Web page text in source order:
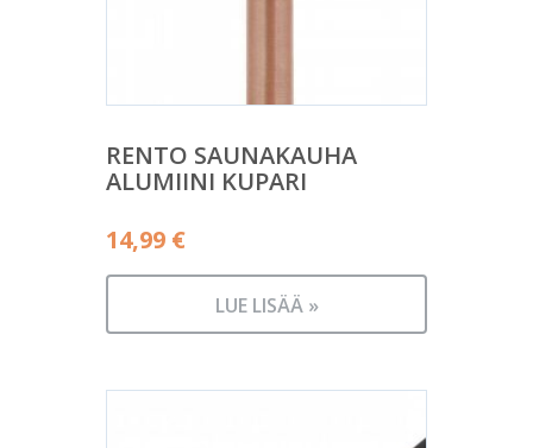
RENTO SAUNAKAUHA
ALUMIINI KUPARI
14,99 €
LUE LISÄÄ »